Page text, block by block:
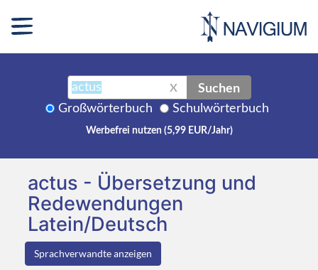
X Suchen
Großwörterbuch Schulwörterbuch
Werbefrei nutzen (5,99 EUR/Jahr)
actus - Übersetzung und
Redewendungen
Latein/Deutsch
Sprachverwandte anzeigen